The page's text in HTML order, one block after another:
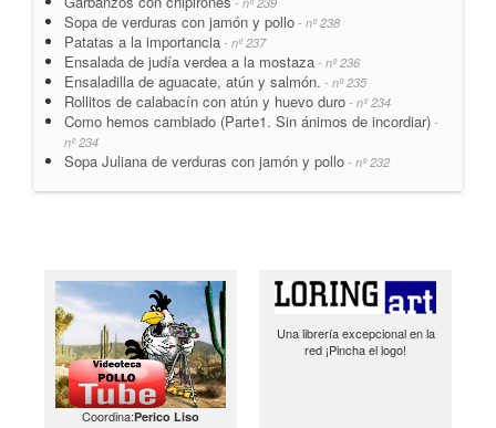
Sopa de verduras con jamón y pollo - nº 238
Patatas a la importancia - nº 237
Ensalada de judía verdea a la mostaza - nº 236
Ensaladilla de aguacate, atún y salmón. - nº 235
Rollitos de calabacín con atún y huevo duro - nº 234
Como hemos cambiado (Parte1. Sin ánimos de incordiar) -
nº 234
Sopa Juliana de verduras con jamón y pollo - nº 232
Coordina:Perico Liso
Una librería excepcional en la
red ¡Pincha el logo!